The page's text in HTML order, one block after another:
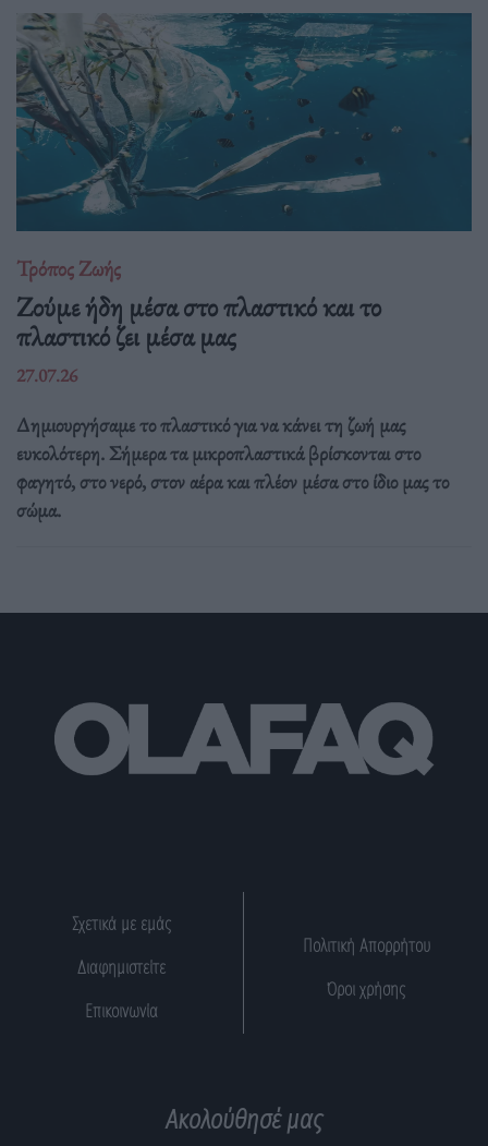
Τρόπος Ζωής
Ζούμε ήδη μέσα στο πλαστικό και το
πλαστικό ζει μέσα μας
27.07.26
Δημιουργήσαμε το πλαστικό για να κάνει τη ζωή μας
ευκολότερη. Σήμερα τα μικροπλαστικά βρίσκονται στο
φαγητό, στο νερό, στον αέρα και πλέον μέσα στο ίδιο μας το
σώμα.
Σχετικά με εμάς
Διαφημιστείτε
Επικοινωνία
Πολιτική Απορρήτου
Όροι χρήσης
Ακολούθησέ μας